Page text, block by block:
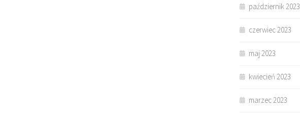
październik 2023
czerwiec 2023
maj 2023
kwiecień 2023
marzec 2023